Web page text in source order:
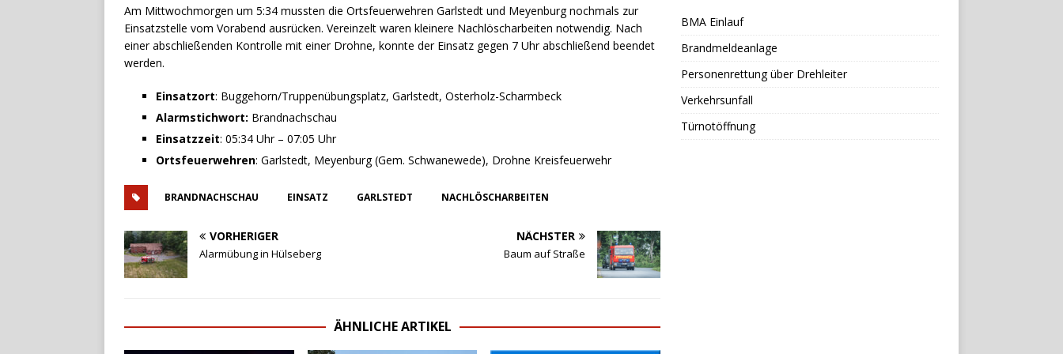
Am Mittwochmorgen um 5:34 mussten die Ortsfeuerwehren Garlstedt und Meyenburg nochmals zur
Einsatzstelle vom Vorabend ausrücken. Vereinzelt waren kleinere Nachlöscharbeiten notwendig. Nach
einer abschließenden Kontrolle mit einer Drohne, konnte der Einsatz gegen 7 Uhr abschließend beendet
werden.
Einsatzort: Buggehorn/Truppenübungsplatz, Garlstedt, Osterholz-Scharmbeck
Alarmstichwort: Brandnachschau
Einsatzzeit: 05:34 Uhr – 07:05 Uhr
Ortsfeuerwehren: Garlstedt, Meyenburg (Gem. Schwanewede), Drohne Kreisfeuerwehr
BRANDNACHSCHAU EINSATZ GARLSTEDT NACHLÖSCHARBEITEN
VORHERIGER
Alarmübung in Hülseberg
NÄCHSTER
Baum auf Straße
ÄHNLICHE ARTIKEL
BMA Einlauf
Brandmeldeanlage
Personenrettung über Drehleiter
Verkehrsunfall
Türnotöffnung